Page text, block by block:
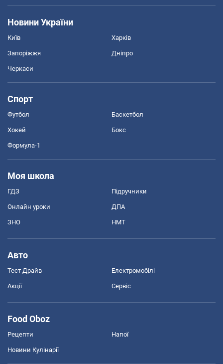
Новини України
Київ Харків
Запоріжжя Дніпро
Черкаси
Спорт
Футбол Баскетбол
Хокей Бокс
Формула-1
Моя школа
ГДЗ Підручники
Онлайн уроки ДПА
ЗНО НМТ
Авто
Тест Драйв Електромобілі
Акції Сервіс
Food Oboz
Рецепти Напої
Новини Кулінарії